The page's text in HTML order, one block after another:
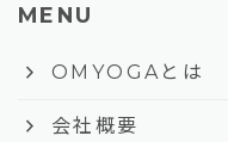
MENU
keyboard_arrow_right OMYOGAとは
keyboard_arrow_right 会社概要